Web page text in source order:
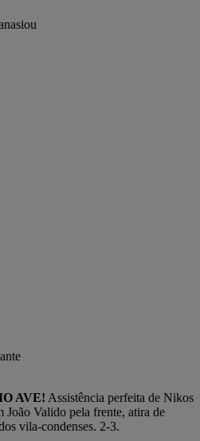
AVE! Assistência perfeita de Nikos
João Valido pela frente, atira de
vila-condenses. 2-3.